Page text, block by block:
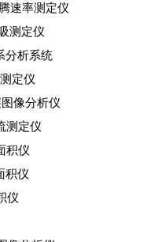
速率测定仪
测定仪
分析系统
定仪
像分析仪
测定仪
积仪
积仪
仪